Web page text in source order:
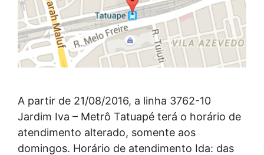
A partir de 21/08/2016, a linha 3762-10
Jardim Iva – Metrô Tatuapé terá o horário de
atendimento alterado, somente aos
domingos. Horário de atendimento Ida: das